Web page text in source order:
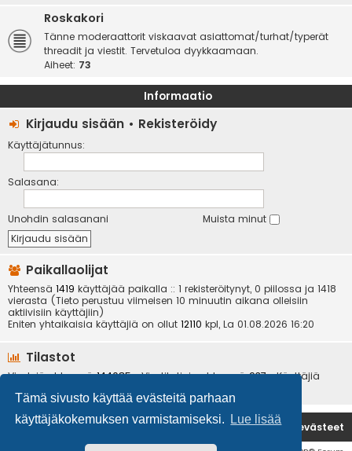
Tämä sivusto käyttää evästeitä parhaan
käyttäjäkokemuksen varmistamiseksi.
Lue lisää
Roskakori
Tänne moderaattorit viskaavat asiattomat/turhat/typerät
threadit ja viestit. Tervetuloa dyykkaamaan.
Aiheet: 73
Informaatio
Kirjaudu sisään • Rekisteröidy
Käyttäjätunnus:
Salasana:
Unohdin salasanani Muista minut
Paikallaolijat
Yhteensä 1419 käyttäjää paikalla :: 1 rekisteröitynyt, 0 piilossa ja 1418
vierasta (Tieto perustuu viimeisen 10 minuutin aikana olleisiin
aktiivisiin käyttäjiin)
Eniten yhtaikaisia käyttäjiä on ollut 12110 kpl, La 01.08.2026 16:20
Tilastot
Viestejä yhteensä144085• Viestiketjuja yhteensä937• Käyttäjiä
Etusivu Poista evästeet